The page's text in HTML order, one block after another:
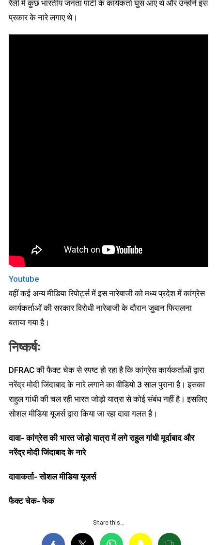
रैली में कुछ भारतीय जनता पार्टी के कार्यकर्ता घुस आए थे और उन्होंने इस
प्रकार के नारे लगाए थे।
Youtube
वहीं कई अन्य मीडिया रिपोर्ट्स में इस नारेबाजी को मध्य प्रदेश में कांग्रेस
कार्यकर्ताओं की सरकार विरोधी नारेबाजी के दौरान जुबान फिसलना
बताया गया है।
निष्कर्षः
DFRAC की फैक्ट चेक से स्पष्ट हो रहा है कि कांग्रेस कार्यकर्ताओं द्वारा
नरेंद्र मोदी जिंदाबाद के नारे लगाने का वीडियो 3 साल पुराना है। इसका
राहुल गांधी की चल रही भारत जोड़ो यात्रा से कोई संबंध नहीं है। इसलिए
सोशल मीडिया यूजर्स द्वारा किया जा रहा दावा गलत है।
दावा- कांग्रेस की भारत जोड़ो यात्रा में लगे राहुल गांधी मूर्दाबाद और
नरेंद्र मोदी जिंदाबाद के नारे
दावाकर्ता- सोशल मीडिया यूजर्स
फैक्ट चेक- फेक
Share this…